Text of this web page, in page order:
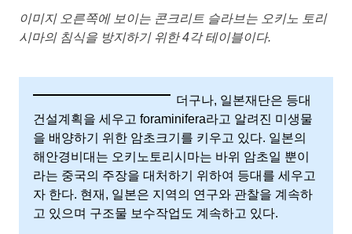
이미지 오른쪽에 보이는 콘크리트 슬라브는 오키노 토리
시마의 침식을 방지하기 위한 4각 테이블이다.
더구나, 일본재단은 등대
건설계획을 세우고 foraminifera라고 알려진 미생물
을 배양하기 위한 암초크기를 키우고 있다. 일본의
해안경비대는 오키노토리시마는 바위 암초일 뿐이
라는 중국의 주장을 대처하기 위하여 등대를 세우고
자 한다. 현재, 일본은 지역의 연구와 관찰을 계속하
고 있으며 구조물 보수작업도 계속하고 있다.